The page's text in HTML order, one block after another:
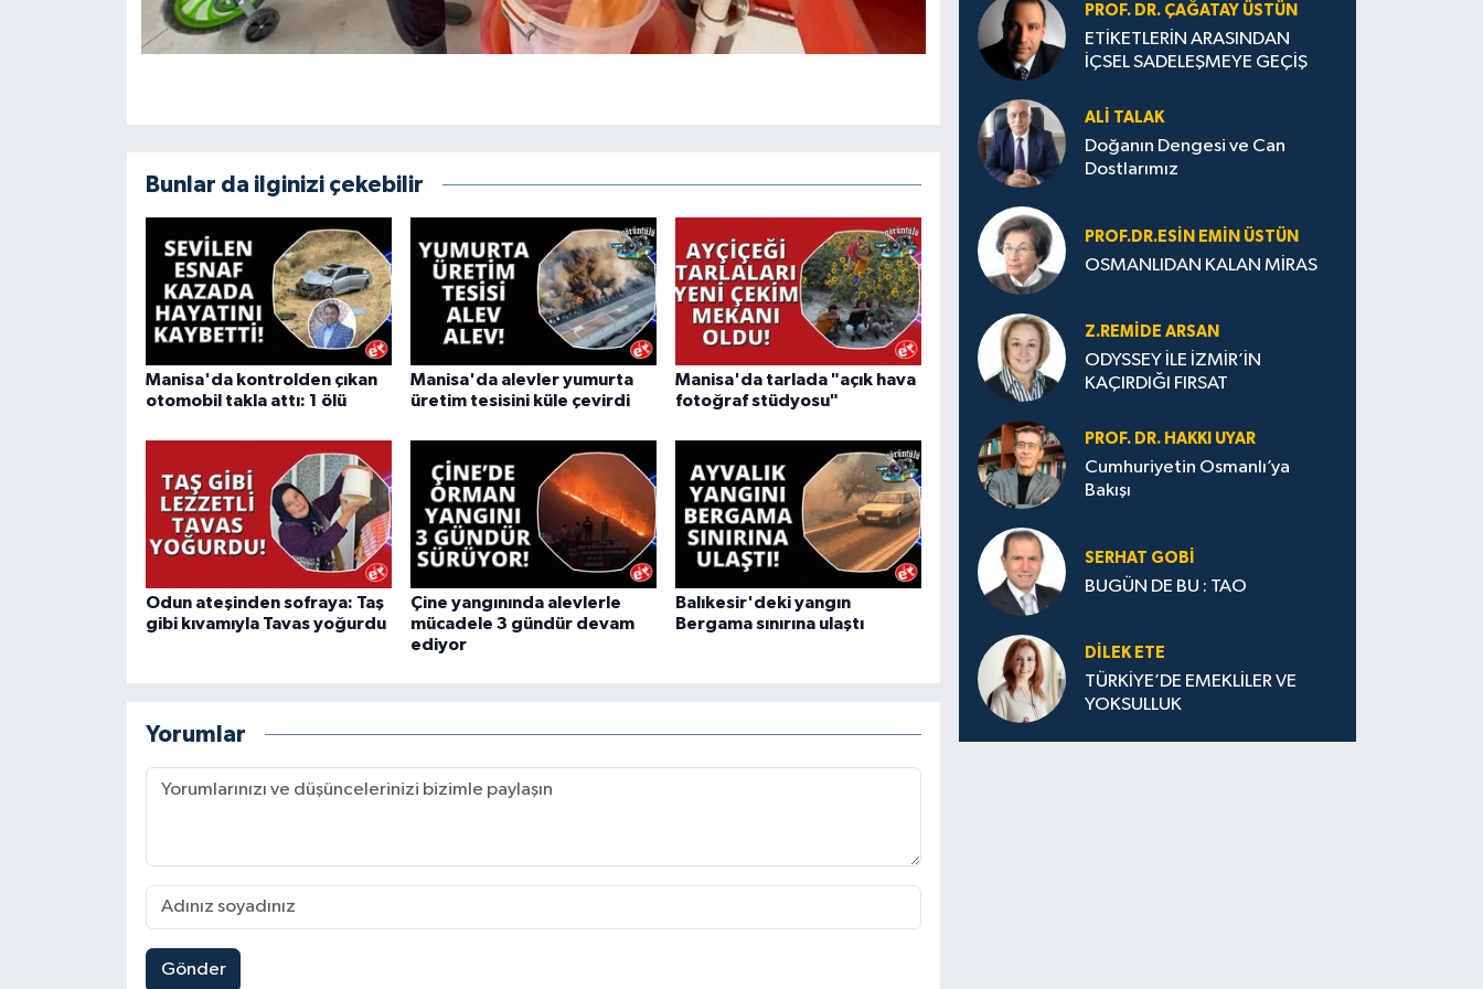
Bunlar da ilginizi çekebilir
Manisa'da kontrolden çıkan
otomobil takla attı: 1 ölü
Manisa'da alevler yumurta
üretim tesisini küle çevirdi
Manisa'da tarlada "açık hava
fotoğraf stüdyosu"
Odun ateşinden sofraya: Taş
gibi kıvamıyla Tavas yoğurdu
Çine yangınında alevlerle
mücadele 3 gündür devam
ediyor
Balıkesir'deki yangın
Bergama sınırına ulaştı
Yorumlar
Gönder
PROF. DR. ÇAĞATAY ÜSTÜN
ETİKETLERİN ARASINDAN
İÇSEL SADELEŞMEYE GEÇİŞ
ALI TALAK
Doğanın Dengesi ve Can
Dostlarımız
PROF.DR.ESIN EMIN ÜSTÜN
OSMANLIDAN KALAN MİRAS
Z.REMIDE ARSAN
ODYSSEY İLE İZMİR’İN
KAÇIRDIĞI FIRSAT
PROF. DR. HAKKI UYAR
Cumhuriyetin Osmanlı’ya
Bakışı
SERHAT GOBİ
BUGÜN DE BU : TAO
DILEK ETE
TÜRKİYE’DE EMEKLİLER VE
YOKSULLUK